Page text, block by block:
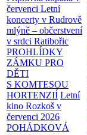
červenci Letní
koncerty v Rudrově
mlýně – občerstvení
v srdci Ratibořic
PROHLÍDKY
ZÁMKU PRO
DĚTI
S KOMTESOU
HORTENZIÍ Letní
kino Rozkoš v
červenci 2026
POHÁDKOVÁ